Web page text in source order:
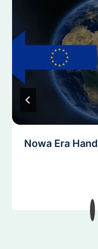
Nowa Era